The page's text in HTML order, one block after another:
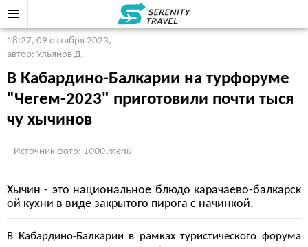
18:27, 09 октября 2023,
автор: Ульянов Д.
В Кабардино-Балкарии на турфоруме
"Чегем-2023" приготовили почти тыся
чу хычинов
Источник фото: 1000.menu
Хычин - это национальное блюдо карачаево-балкарск
ой кухни в виде закрытого пирога с начинкой.
В Кабардино-Балкарии в рамках туристического форума